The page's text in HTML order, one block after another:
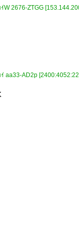
W 2676-ZTGG
aa33-AD2p